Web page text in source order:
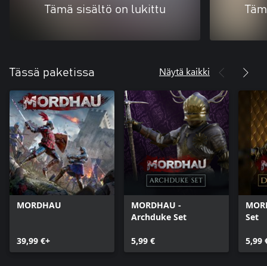
Tämä sisältö on lukittu
Tässä paketissa Näytä kaikki
MORDHAU
39,99 €+
MORDHAU -
Archduke Set
5,99 €
Set
5,99